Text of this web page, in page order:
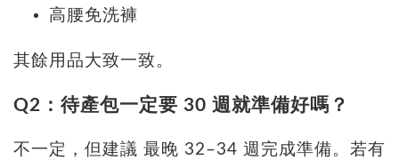
高腰免洗褲
其餘用品大致一致。
Q2：待產包一定要 30 週就準備好嗎？
不一定，但建議 最晚 32–34 週完成準備。若有